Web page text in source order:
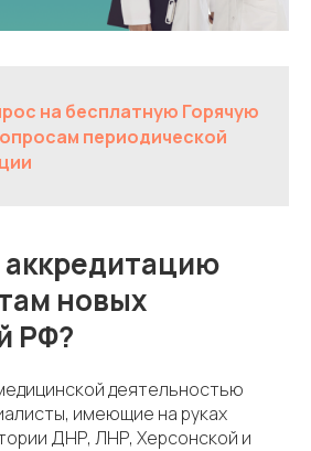
на бесплатную Горячую
периодической
аккредитацию
новых
РФ?
деятельностью
имеющие на руках
ДНР, ЛНР, Херсонской и